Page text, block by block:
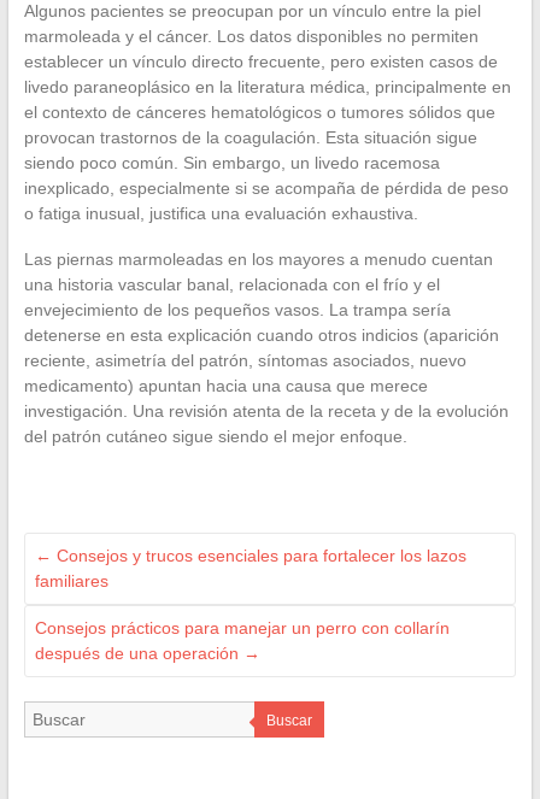
Algunos pacientes se preocupan por un vínculo entre la piel
marmoleada y el cáncer. Los datos disponibles no permiten
establecer un vínculo directo frecuente, pero existen casos de
livedo paraneoplásico en la literatura médica, principalmente en
el contexto de cánceres hematológicos o tumores sólidos que
provocan trastornos de la coagulación. Esta situación sigue
siendo poco común. Sin embargo, un livedo racemosa
inexplicado, especialmente si se acompaña de pérdida de peso
o fatiga inusual, justifica una evaluación exhaustiva.
Las piernas marmoleadas en los mayores a menudo cuentan
una historia vascular banal, relacionada con el frío y el
envejecimiento de los pequeños vasos. La trampa sería
detenerse en esta explicación cuando otros indicios (aparición
reciente, asimetría del patrón, síntomas asociados, nuevo
medicamento) apuntan hacia una causa que merece
investigación. Una revisión atenta de la receta y de la evolución
del patrón cutáneo sigue siendo el mejor enfoque.
← Consejos y trucos esenciales para fortalecer los lazos
familiares
Consejos prácticos para manejar un perro con collarín
después de una operación →
Buscar